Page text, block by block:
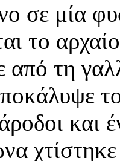
σε μία
το
από τη
και